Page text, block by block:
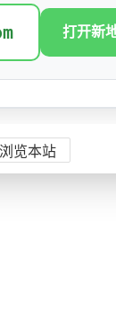
打开新
浏览本站